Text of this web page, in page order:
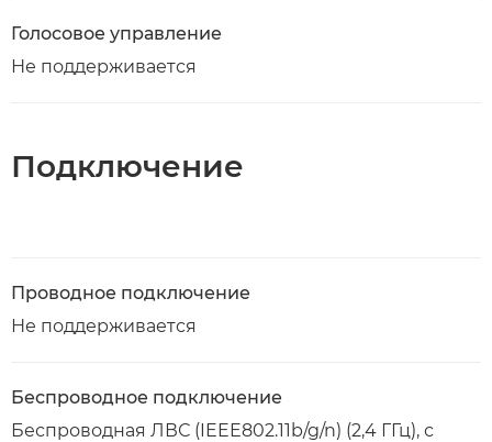
Голосовое управление
Не поддерживается
Подключение
Проводное подключение
Не поддерживается
Беспроводное подключение
Беспроводная ЛВС (IEEE802.11b/g/n) (2,4 ГГц), с